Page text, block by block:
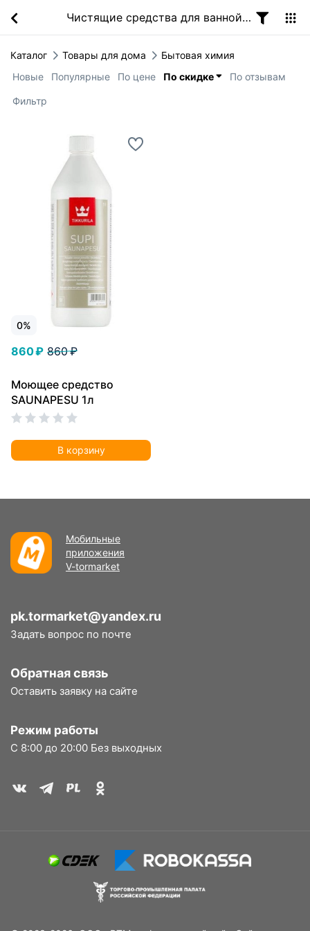
Чистящие средства для ванной и туалета
Каталог Товары для дома
Бытовая химия
Новые
Популярные По цене По скидке По отзывам
Фильтр
0%
860 ₽ 860 ₽
Моющее средство
SAUNAPESU 1л
В корзину
Мобильные
приложения
V-tormarket
pk.tormarket@yandex.ru
Задать вопрос по почте
Обратная связь
Оставить заявку на сайте
Режим работы
С 8:00 до 20:00 Без выходных